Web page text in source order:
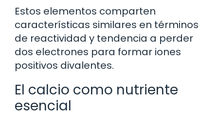
Estos elementos comparten
características similares en términos
de reactividad y tendencia a perder
dos electrones para formar iones
positivos divalentes.
El calcio como nutriente
esencial